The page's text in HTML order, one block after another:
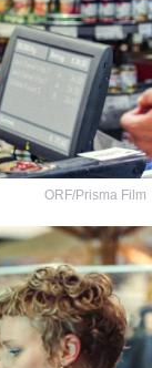
ORF/Prisma Film